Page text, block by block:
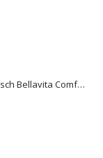
Elektrische badlift - ergonomisch Bellavita Comfort 2G